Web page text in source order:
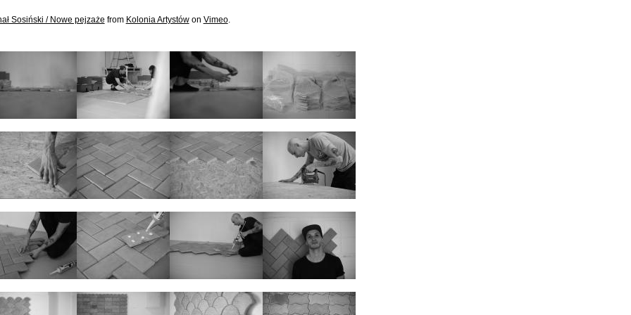
Sosiński / Nowe pejzaże from Kolonia Artystówon Vimeo.